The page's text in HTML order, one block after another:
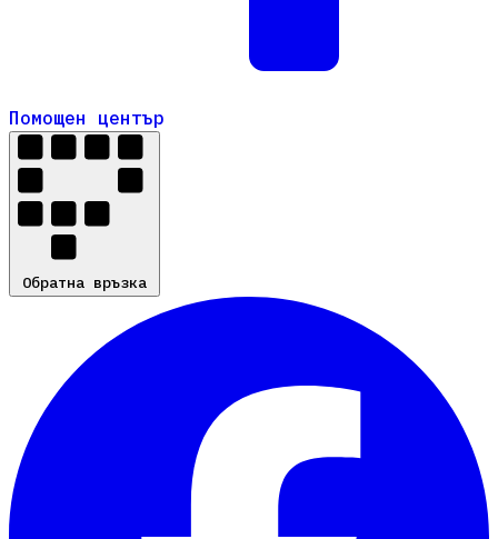
Помощен център
Помощен център
Обратна връзка
Обратна връзка